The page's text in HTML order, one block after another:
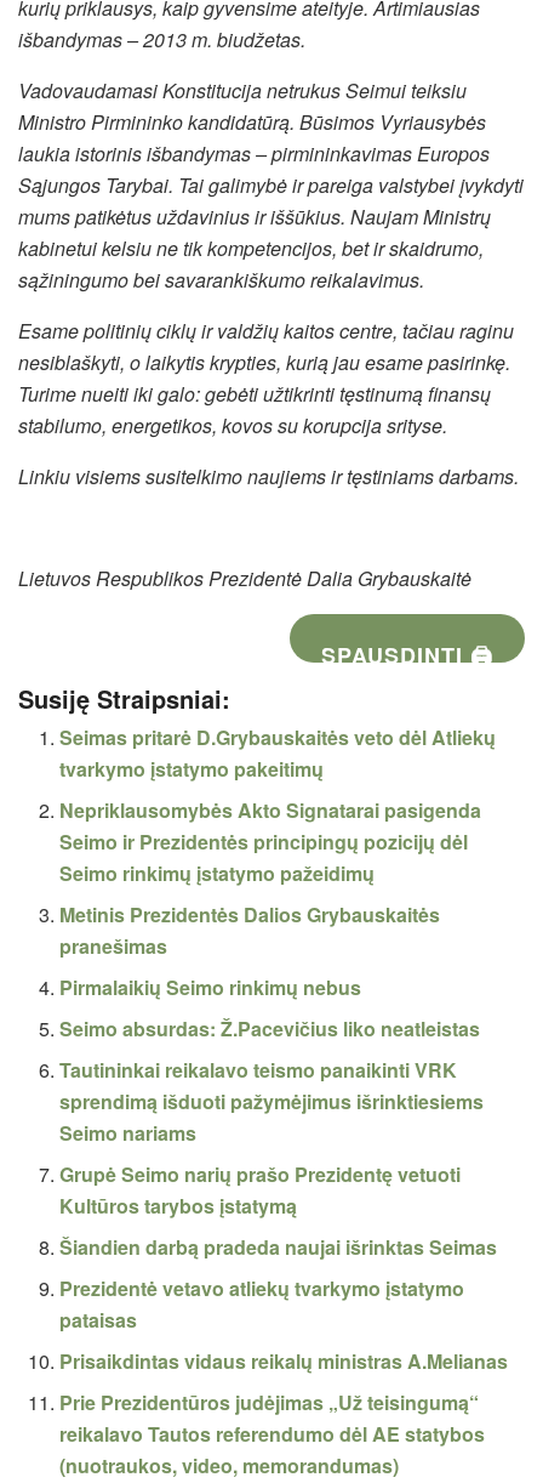
kurių priklausys, kaip gyvensime ateityje. Artimiausias
išbandymas – 2013 m. biudžetas.
Vadovaudamasi Konstitucija netrukus Seimui teiksiu
Ministro Pirmininko kandidatūrą. Būsimos Vyriausybės
laukia istorinis išbandymas – pirmininkavimas Europos
Sąjungos Tarybai. Tai galimybė ir pareiga valstybei įvykdyti
mums patikėtus uždavinius ir iššūkius. Naujam Ministrų
kabinetui kelsiu ne tik kompetencijos, bet ir skaidrumo,
sąžiningumo bei savarankiškumo reikalavimus.
Esame politinių ciklų ir valdžių kaitos centre, tačiau raginu
nesiblaškyti, o laikytis krypties, kurią jau esame pasirinkę.
Turime nueiti iki galo: gebėti užtikrinti tęstinumą finansų
stabilumo, energetikos, kovos su korupcija srityse.
Linkiu visiems susitelkimo naujiems ir tęstiniams darbams.
Lietuvos Respublikos Prezidentė Dalia Grybauskaitė
SPAUSDINTI 🖨
Susiję Straipsniai:
Seimas pritarė D.Grybauskaitės veto dėl Atliekų
tvarkymo įstatymo pakeitimų
Nepriklausomybės Akto Signatarai pasigenda
Seimo ir Prezidentės principingų pozicijų dėl
Seimo rinkimų įstatymo pažeidimų
Metinis Prezidentės Dalios Grybauskaitės
pranešimas
Pirmalaikių Seimo rinkimų nebus
Seimo absurdas: Ž.Pacevičius liko neatleistas
Tautininkai reikalavo teismo panaikinti VRK
sprendimą išduoti pažymėjimus išrinktiesiems
Seimo nariams
Grupė Seimo narių prašo Prezidentę vetuoti
Kultūros tarybos įstatymą
Šiandien darbą pradeda naujai išrinktas Seimas
Prezidentė vetavo atliekų tvarkymo įstatymo
pataisas
Prisaikdintas vidaus reikalų ministras A.Melianas
Prie Prezidentūros judėjimas „Už teisingumą“
reikalavo Tautos referendumo dėl AE statybos
(nuotraukos, video, memorandumas)